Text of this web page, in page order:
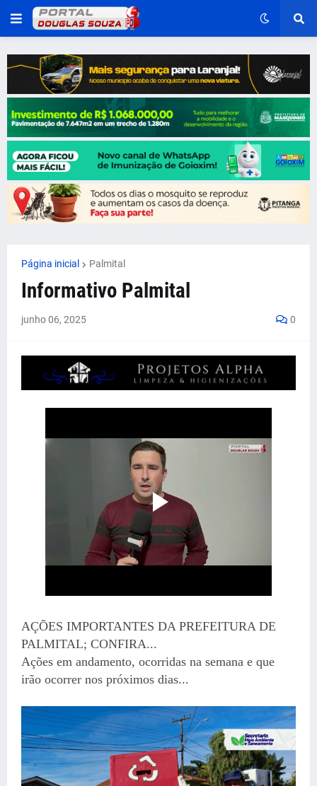
Página inicial Palmital
Informativo Palmital
junho 06, 2025 0
AÇÕES IMPORTANTES DA PREFEITURA DE
PALMITAL; CONFIRA...
Ações em andamento, ocorridas na semana e que
irão ocorrer nos próximos dias...